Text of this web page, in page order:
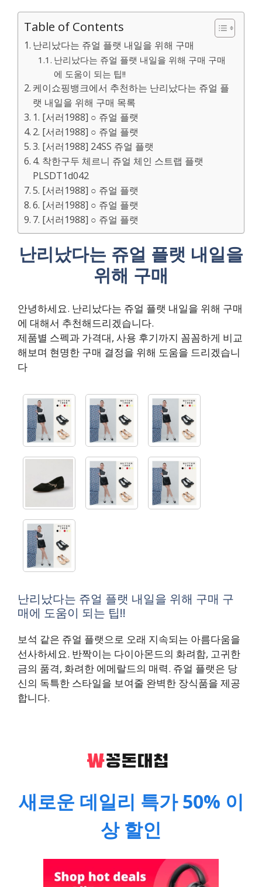
Table of Contents
난리났다는 쥬얼 플랫 내일을 위해 구매
난리났다는 쥬얼 플랫 내일을 위해 구매 구매
에 도움이 되는 팁!!
케이쇼핑뱅크에서 추천하는 난리났다는 쥬얼 플
랫 내일을 위해 구매 목록
1. [서러1988] ○ 쥬얼 플랫
2. [서러1988] ○ 쥬얼 플랫
3. [서러1988] 24SS 쥬얼 플랫
4. 착한구두 체르니 쥬얼 체인 스트랩 플랫
PLSDT1d042
5. [서러1988] ○ 쥬얼 플랫
6. [서러1988] ○ 쥬얼 플랫
7. [서러1988] ○ 쥬얼 플랫
난리났다는 쥬얼 플랫 내일을
위해 구매
안녕하세요. 난리났다는 쥬얼 플랫 내일을 위해 구매
에 대해서 추천해드리겠습니다.
제품별 스펙과 가격대, 사용 후기까지 꼼꼼하게 비교
해보며 현명한 구매 결정을 위해 도움을 드리겠습니
다
난리났다는 쥬얼 플랫 내일을 위해 구매 구
매에 도움이 되는 팁!!
보석 같은 쥬얼 플랫으로 오래 지속되는 아름다움을
선사하세요. 반짝이는 다이아몬드의 화려함, 고귀한
금의 품격, 화려한 에메랄드의 매력. 쥬얼 플랫은 당
신의 독특한 스타일을 보여줄 완벽한 장식품을 제공
합니다.
새로운 데일리 특가 50% 이
상 할인